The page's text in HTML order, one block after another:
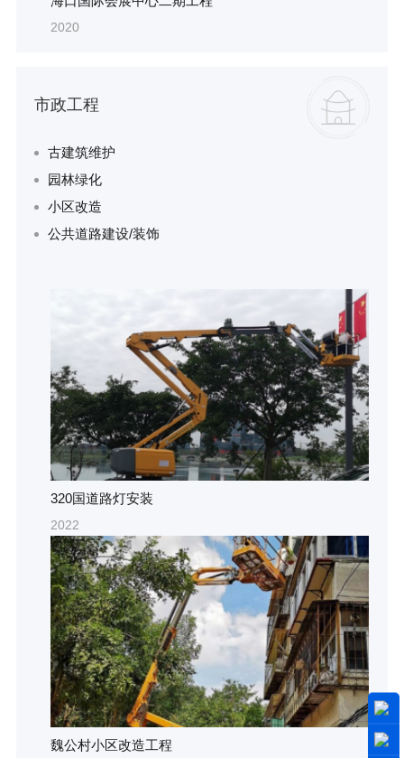
2020
市政工程
古建筑维护
园林绿化
小区改造
公共道路建设/装饰
320国道路灯安装
2022
魏公村小区改造工程